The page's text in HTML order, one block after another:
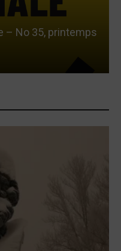
– No 35, printemps